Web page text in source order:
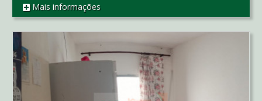
REF AP2279
Mais informações